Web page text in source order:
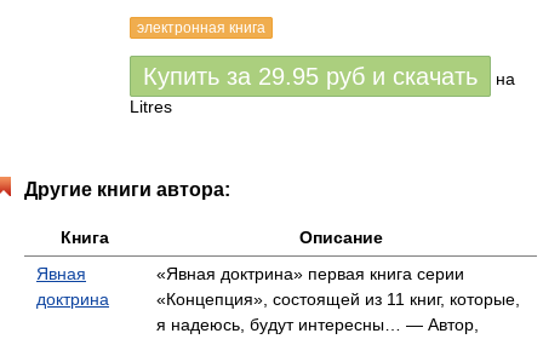
электронная книга
Купить за 29.95 руб и скачать
на
Litres
Другие книги автора:
Книга
Описание
Явная
доктрина
«Явная доктрина» первая книга серии
«Концепция», состоящей из 11 книг, которые,
я надеюсь, будут интересны… — Автор,